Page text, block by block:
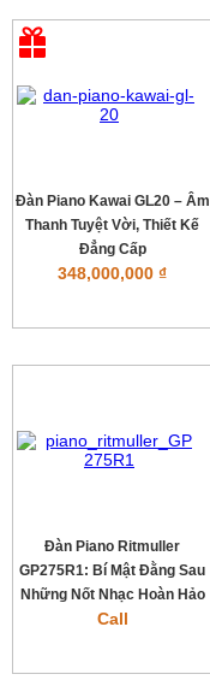
Đàn Piano Kawai GL20 – Âm
Thanh Tuyệt Vời, Thiết Kế
Đẳng Cấp
348,000,000 ₫
Đàn Piano Ritmuller
GP275R1: Bí Mật Đằng Sau
Những Nốt Nhạc Hoàn Hảo
Call